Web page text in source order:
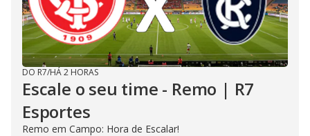
DO R7/HÁ 2 HORAS
Escale o seu time - Remo | R7
Esportes
Remo em Campo: Hora de Escalar!